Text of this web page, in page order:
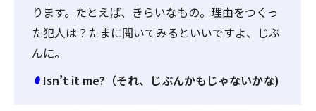
ります。たとえば、きらいなもの。理由をつくっ
た犯人は？たまに聞いてみるといいですよ、じぶ
んに。
Isn’t it me?（それ、じぶんかもじゃないかな)